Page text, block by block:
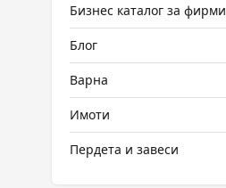
Бизнес каталог за фирми
Блог
Варна
Имоти
Пердета и завеси